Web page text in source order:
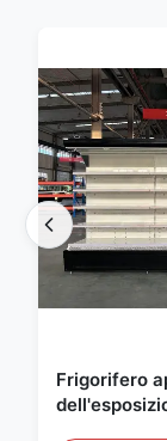
Frigorifero